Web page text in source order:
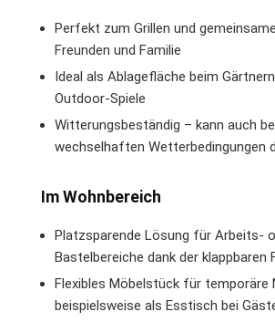
Perfekt zum Grillen und
Freunden und Familie
Ideal als Ablagefläche beim
Outdoor-Spiele
Witterungsbeständig – kann auch
wechselhaften Wetterbedingungen
Im Wohnbereich
Platzsparende Lösung für Arbeits-
Bastelbereiche dank der klappbaren
Flexibles Möbelstück für temporäre
beispielsweise als Esstisch bei